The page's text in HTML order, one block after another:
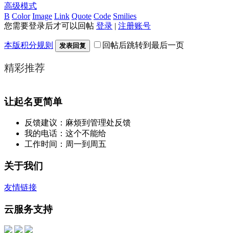
高级模式
B Color Image Link Quote Code Smilies
您需要登录后才可以回帖 登录 | 注册账号
本版积分规则 发表回复 回帖后跳转到最后一页
精彩推荐
让起名更简单
反馈建议：麻烦到管理处反馈
我的电话：这个不能给
工作时间：周一到周五
关于我们
友情链接
云服务支持